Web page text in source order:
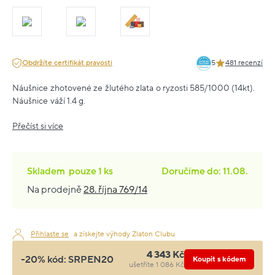
Obdržíte certifikát pravosti 5 481 recenzí
Náušnice zhotovené ze žlutého zlata o ryzosti 585/1000 (14kt).
Náušnice váží 1.4 g.
Přečíst si více
Skladem pouze1 ks
Doručíme do: 11.08.
Na prodejně28. října 769/14
Přihlaste se a získejte výhody Zlaton Clubu
-20% kód: SRPEN20 4 343 Kč
ušetříte 1 086 Kč
Koupit s kódem